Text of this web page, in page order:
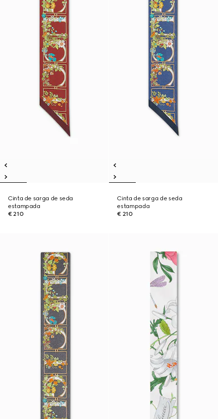
Cinta de sarga de seda
estampada
€ 210
Cinta de sarga de seda
estampada
€ 210